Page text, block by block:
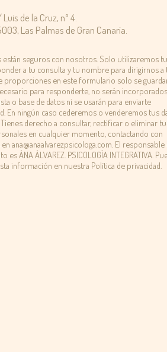
Luis de la Cruz, nº 4.
Las Palmas de Gran Canaria.
están seguros con nosotros. Solo utilizaremos
a tu consulta y tu nombre para dirigirnos a
proporciones en este formulario solo se
para responderte, no serán
o base de datos ni se usarán para enviarte
En ningún caso cederemos o venderemos tus
derecho a consultar, rectificar o eliminar
en cualquier momento, contactando con
ana@anaalvarezpsicologa.com. El responsable
es ÁNA ÁLVAREZ. PSICOLOGÍA INTEGRATIVA.
información en nuestra Política de privacidad.